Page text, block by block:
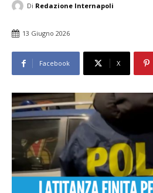
Di Redazione Internapoli
13 Giugno 2026
Facebook X